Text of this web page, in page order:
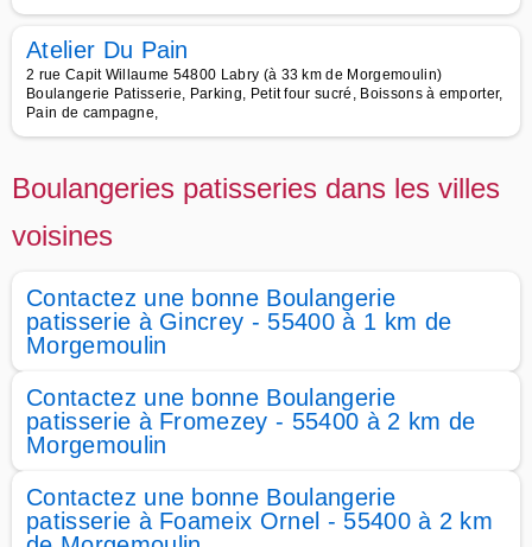
Atelier Du Pain
2 rue Capit Willaume 54800 Labry (à 33 km de Morgemoulin)
Boulangerie Patisserie, Parking, Petit four sucré, Boissons à emporter,
Pain de campagne,
Boulangeries patisseries dans les villes
voisines
Contactez une bonne Boulangerie
patisserie à Gincrey - 55400 à 1 km de
Morgemoulin
Contactez une bonne Boulangerie
patisserie à Fromezey - 55400 à 2 km de
Morgemoulin
Contactez une bonne Boulangerie
patisserie à Foameix Ornel - 55400 à 2 km